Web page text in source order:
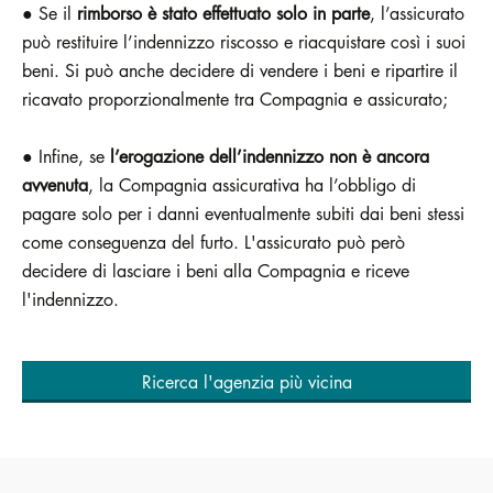
● Se il rimborso è stato effettuato solo in parte, l’assicurato
può restituire l’indennizzo riscosso e riacquistare così i suoi
beni. Si può anche decidere di vendere i beni e ripartire il
ricavato proporzionalmente tra Compagnia e assicurato;
● Infine, se l’erogazione dell’indennizzo non è ancora
avvenuta, la Compagnia assicurativa ha l’obbligo di
pagare solo per i danni eventualmente subiti dai beni stessi
come conseguenza del furto. L'assicurato può però
decidere di lasciare i beni alla Compagnia e riceve
l'indennizzo.
Ricerca l'agenzia più vicina